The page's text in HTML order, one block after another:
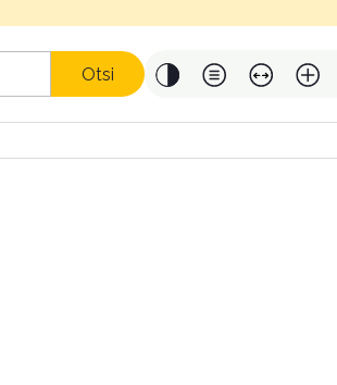
Otsi